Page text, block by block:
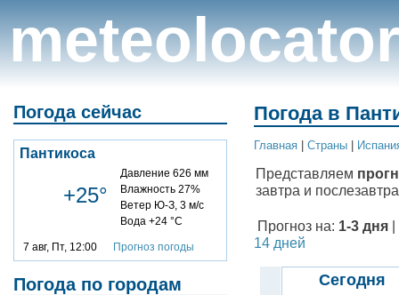
meteolocator
Погода сейчас
Пантикоса
+25°
Давление 626 мм
Влажность 27%
Ветер Ю-З, 3 м/с
Вода +24 °C
7 авг, Пт, 12:00 Прогноз погоды
Погода по городам
Погода в
Главная Cтраны
Представляем
завтра и
Прогноз на: 1-3 дня
14 дней
Сегодня